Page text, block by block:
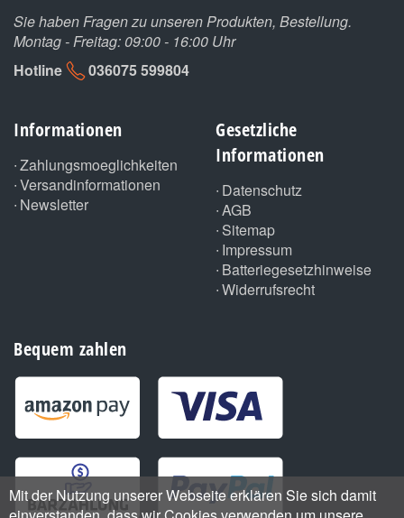
Sie haben Fragen zu unseren Produkten, Bestellung.
Montag - Freitag: 09:00 - 16:00 Uhr
Hotline
036075 599804
Informationen
Zahlungsmoeglichkeiten
Versandinformationen
Newsletter
Gesetzliche
Informationen
Datenschutz
AGB
Sitemap
Impressum
Batteriegesetzhinweise
Widerrufsrecht
Bequem zahlen
Mit der Nutzung unserer Webseite erklären Sie sich damit